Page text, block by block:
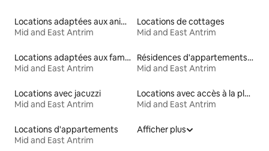
Locations adaptées aux animaux
Mid and East Antrim
Locations de cottages
Mid and East Antrim
Locations adaptées aux familles
Mid and East Antrim
Résidences d'appartements en location
Mid and East Antrim
Locations avec jacuzzi
Mid and East Antrim
Locations avec accès à la plage
Mid and East Antrim
Locations d'appartements
Mid and East Antrim
Afficher plus